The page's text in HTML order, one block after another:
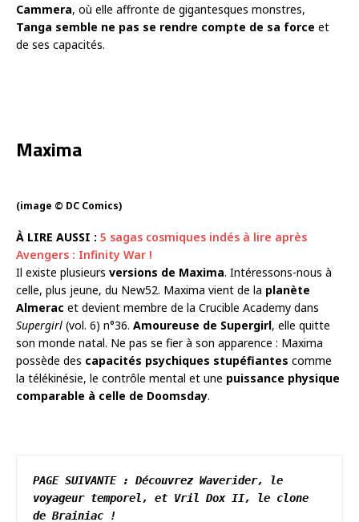
Cammera, où elle affronte de gigantesques monstres,
Tanga semble ne pas se rendre compte de sa force et
de ses capacités.
Maxima
(image © DC Comics)
À LIRE AUSSI : 5 sagas cosmiques indés à lire après
Avengers : Infinity War !
Il existe plusieurs versions de Maxima. Intéressons-nous à
celle, plus jeune, du New52. Maxima vient de la planète
Almerac et devient membre de la Crucible Academy dans
Supergirl (vol. 6) n°36. Amoureuse de Supergirl, elle quitte
son monde natal. Ne pas se fier à son apparence : Maxima
possède des capacités psychiques stupéfiantes comme
la télékinésie, le contrôle mental et une puissance physique
comparable à celle de Doomsday.
PAGE SUIVANTE : Découvrez Waverider, le
voyageur temporel, et Vril Dox II, le clone
de Brainiac !